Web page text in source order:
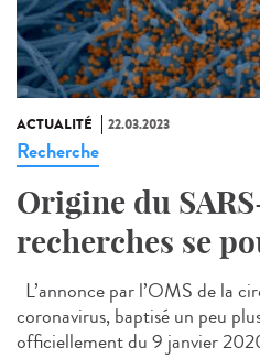
ACTUALITÉ 22.03.2023
Recherche
Origine du
recherches se
L’annonce par l’OMS de la
coronavirus, baptisé un peu
officiellement du 9 janvier